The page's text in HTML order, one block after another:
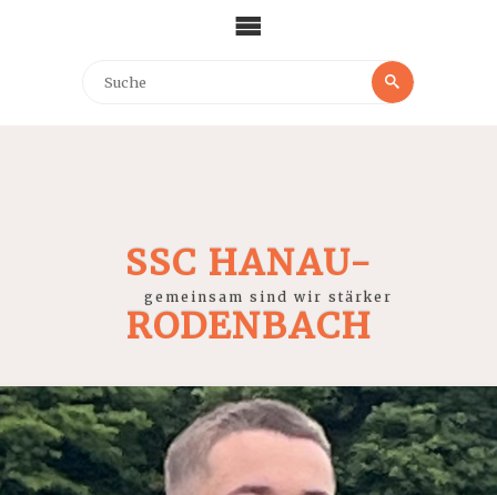
SSC HANAU-
RODENBACH
gemeinsam sind wir stärker